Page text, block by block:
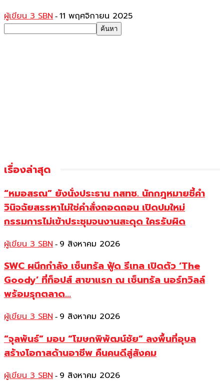
ผู้เขียน 3 SBN - 11 พฤศจิกายน 2025
เรื่องล่าสุด
“หมอสรณ” ยังนั่งประธาน กสทช. นักกฎหมายชี้คำ
วินิจฉัยสรรหาไม่ใช่คำสั่งถอดถอน เปิดปมใหม่
กรรมการไม่เข้าประชุมจนงานสะดุด ใครรับผิด
ผู้เขียน 3 SBN - 9 สิงหาคม 2026
SWC ผนึกกำลัง เซ็นทรัล ฟู้ด รีเทล เปิดตัว ‘The
Goody’ ที่ท็อปส์ สาขาแรก ณ เซ็นทรัล นอร์ทวิลล์
พร้อมรุกตลาด...
ผู้เขียน 3 SBN - 9 สิงหาคม 2026
“จุลพันธ์” มอบ “โฆษกพิพัฒน์ชัย” ลงพื้นที่อุบล
สร้างโอกาสด้านอาชีพ คืนคนดีสู่สังคม
ผู้เขียน 3 SBN - 9 สิงหาคม 2026